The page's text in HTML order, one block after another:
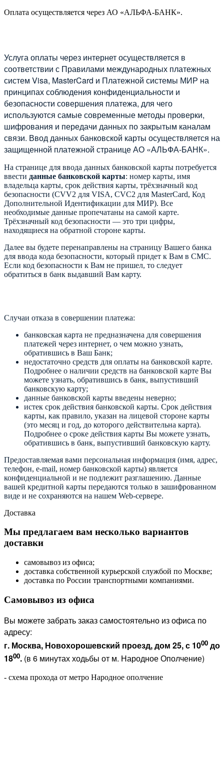
Оплата осуществляется через АО «АЛЬФА-БАНК».
Услуга оплаты через интернет осуществляется в
соответствии с Правилами международных платежных
систем Visa, MasterCard и Платежной системы МИР на
принципах соблюдения конфиденциальности и
безопасности совершения платежа, для чего
используются самые современные методы проверки,
шифрования и передачи данных по закрытым каналам
связи. Ввод данных банковской карты осуществляется на
защищенной платежной странице АО «АЛЬФА-БАНК».
На странице для ввода данных банковской карты потребуется
ввести данные банковской карты: номер карты, имя
владельца карты, срок действия карты, трёхзначный код
безопасности (CVV2 для VISA, CVC2 для MasterCard, Код
Дополнительной Идентификации для МИР). Все
необходимые данные пропечатаны на самой карте.
Трёхзначный код безопасности — это три цифры,
находящиеся на обратной стороне карты.
Далее вы будете перенаправлены на страницу Вашего банка
для ввода кода безопасности, который придет к Вам в СМС.
Если код безопасности к Вам не пришел, то следует
обратиться в банк выдавший Вам карту.
Случаи отказа в совершении платежа:
банковская карта не предназначена для совершения
платежей через интернет, о чем можно узнать,
обратившись в Ваш Банк;
недостаточно средств для оплаты на банковской карте.
Подробнее о наличии средств на банковской карте Вы
можете узнать, обратившись в банк, выпустивший
банковскую карту;
данные банковской карты введены неверно;
истек срок действия банковской карты. Срок действия
карты, как правило, указан на лицевой стороне карты
(это месяц и год, до которого действительна карта).
Подробнее о сроке действия карты Вы можете узнать,
обратившись в банк, выпустивший банковскую карту.
Предоставляемая вами персональная информация (имя, адрес,
телефон, e-mail, номер банковской карты) является
конфиденциальной и не подлежит разглашению. Данные
вашей кредитной карты передаются только в зашифрованном
виде и не сохраняются на нашем Web-сервере.
Доставка
Мы предлагаем вам несколько вариантов
доставки
самовывоз из офиса;
доставка собственной курьерской службой по Москве;
доставка по России транспортными компаниями.
Самовывоз из офиса
Вы можете забрать заказ самостоятельно из офиса по
адресу:
г. Москва, Новохорошевский проезд, дом 25, с 1000 до
1800. (в 6 минутах ходьбы от м. Народное Ополчение)
- схема прохода от метро Народное ополчение